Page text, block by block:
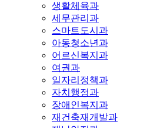
생활체육과
세무관리과
스마트도시과
아동청소년과
어르신복지과
여권과
일자리정책과
자치행정과
장애인복지과
재건축재개발과